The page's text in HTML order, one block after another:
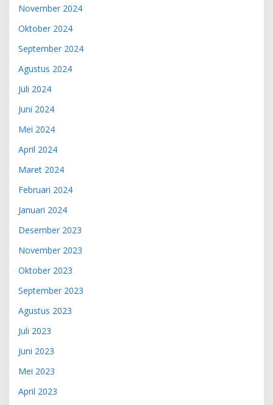
November 2024
Oktober 2024
September 2024
Agustus 2024
Juli 2024
Juni 2024
Mei 2024
April 2024
Maret 2024
Februari 2024
Januari 2024
Desember 2023
November 2023
Oktober 2023
September 2023
Agustus 2023
Juli 2023
Juni 2023
Mei 2023
April 2023